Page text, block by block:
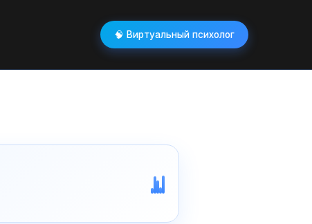
🧠 Виртуальный психолог